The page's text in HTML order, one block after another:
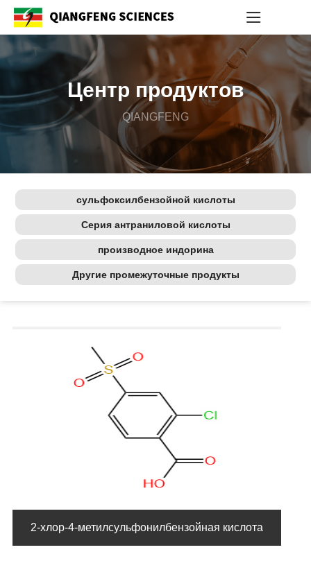
Центр продуктов
QIANGFENG
сульфоксилбензойной кислоты
Серия антраниловой кислоты
производное индорина
Другие промежуточные продукты
2-хлор-4-метилсульфонилбензойная кислота